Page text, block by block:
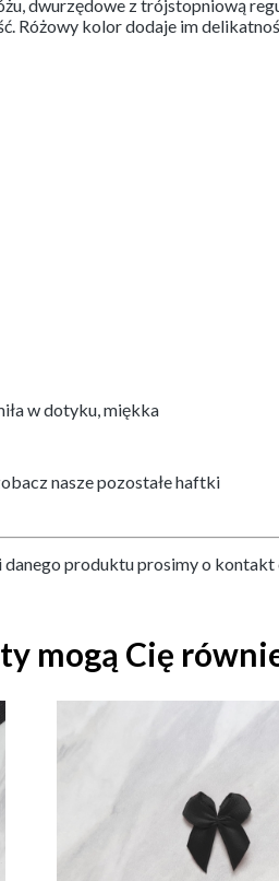
dwurzędowe z trójstopniową
Różowy kolor dodaje im
w dotyku, miękka
nasze pozostałe haftki
produktu prosimy o
mogą Cię